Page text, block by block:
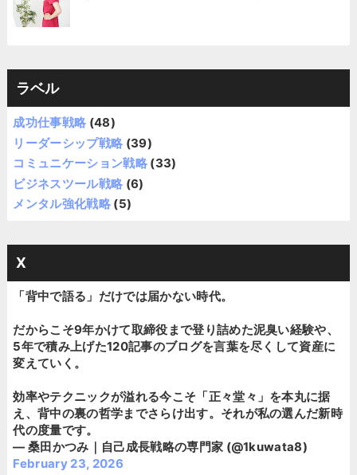
ラベル
成功仕事戦略 (48)
リーダーシップ戦略 (39)
コミュニケーション戦略 (33)
ビジネスツール戦略 (6)
メンタル強化戦略 (5)
X
「背中で語る」だけでは届かない時代。
だからこそ9年かけて取締役まで登り詰めた泥臭い経験や、
5年で積み上げた120記事のブログを言葉を尽くして資産に
変えていく。
効率やテクニックが溢れる今こそ「正々堂々」を本丸に据
え、背中の裏の哲学までさらけ出す。それが私の選んだ新時
代の度量です。
— 桑田かつみ｜自己成長戦略の専門家 (@1kuwata8)
February 23, 2026